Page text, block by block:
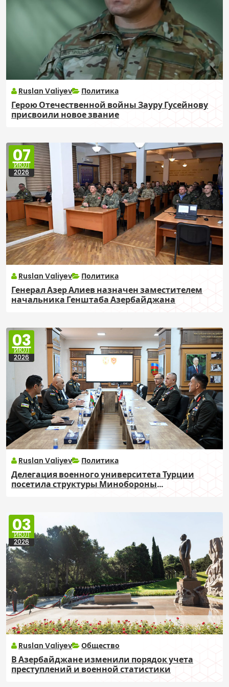
Ruslan Valiyev Политика
Герою Отечественной войны Зауру Гусейнову
присвоили новое звание
07
ИЮЛ
2026
Ruslan Valiyev Политика
Генерал Азер Алиев назначен заместителем
начальника Генштаба Азербайджана
03
ИЮЛ
2026
Ruslan Valiyev Политика
Делегация военного университета Турции
посетила структуры Минобороны
03
ИЮЛ
2026
Ruslan Valiyev Общество
В Азербайджане изменили порядок учета
преступлений и военной статистики